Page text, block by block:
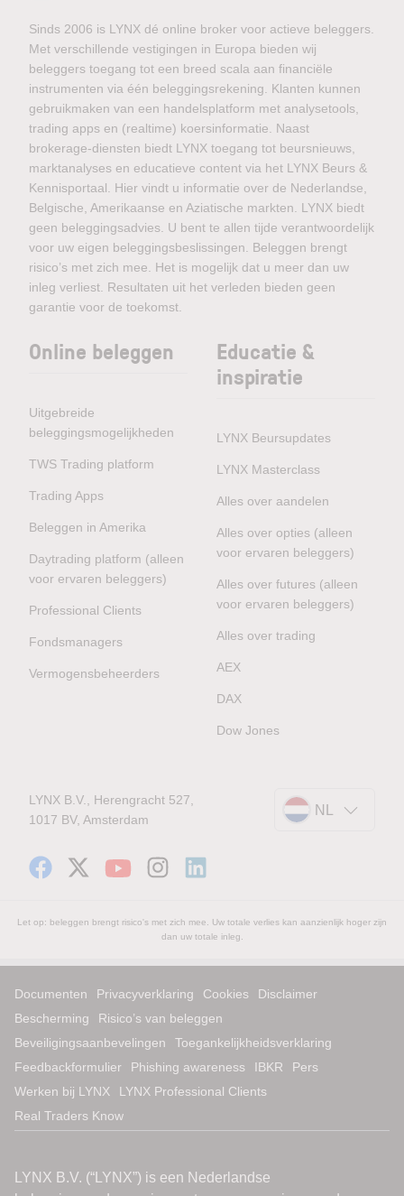
Sinds 2006 is LYNX dé online broker voor actieve beleggers.
Met verschillende vestigingen in Europa bieden wij
beleggers toegang tot een breed scala aan financiële
instrumenten via één beleggingsrekening. Klanten kunnen
gebruikmaken van een handelsplatform met analysetools,
trading apps en (realtime) koersinformatie. Naast
brokerage-diensten biedt LYNX toegang tot beursnieuws,
marktanalyses en educatieve content via het LYNX Beurs &
Kennisportaal. Hier vindt u informatie over de Nederlandse,
Belgische, Amerikaanse en Aziatische markten. LYNX biedt
geen beleggingsadvies. U bent te allen tijde verantwoordelijk
voor uw eigen beleggingsbeslissingen. Beleggen brengt
risico’s met zich mee. Het is mogelijk dat u meer dan uw
inleg verliest. Resultaten uit het verleden bieden geen
garantie voor de toekomst.
Online beleggen
Uitgebreide
beleggingsmogelijkheden
TWS Trading platform
Trading Apps
Beleggen in Amerika
Daytrading platform (alleen
voor ervaren beleggers)
Professional Clients
Fondsmanagers
Vermogensbeheerders
Educatie &
inspiratie
LYNX Beursupdates
LYNX Masterclass
Alles over aandelen
Alles over opties (alleen
voor ervaren beleggers)
Alles over futures (alleen
voor ervaren beleggers)
Alles over trading
AEX
DAX
Dow Jones
LYNX B.V., Herengracht 527,
1017 BV, Amsterdam
NL
Let op: beleggen brengt risico's met zich mee. Uw totale verlies kan aanzienlijk hoger zijn
dan uw totale inleg.
Documenten Privacyverklaring Cookies
Disclaimer
Bescherming
Risico’s van beleggen
Beveiligingsaanbevelingen
Toegankelijkheidsverklaring
Feedbackformulier
Phishing awareness IBKR
Pers
Werken bij LYNX
LYNX Professional Clients
Real Traders Know